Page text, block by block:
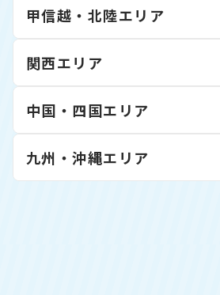
甲信越・北陸エリア
関西エリア
中国・四国エリア
九州・沖縄エリア